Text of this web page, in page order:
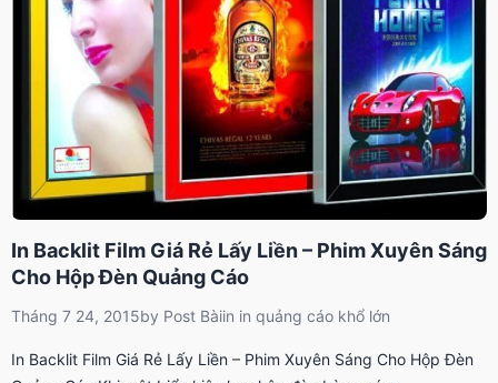
In Backlit Film Giá Rẻ Lấy Liền – Phim Xuyên Sáng
Cho Hộp Đèn Quảng Cáo
Tháng 7 24, 2015by Post Bàiin in quảng cáo khổ lớn
In Backlit Film Giá Rẻ Lấy Liền – Phim Xuyên Sáng Cho Hộp Đèn